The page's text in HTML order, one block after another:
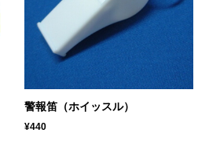
警報笛（ホイッスル）
¥440